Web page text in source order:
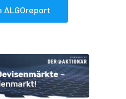
ALGOreport